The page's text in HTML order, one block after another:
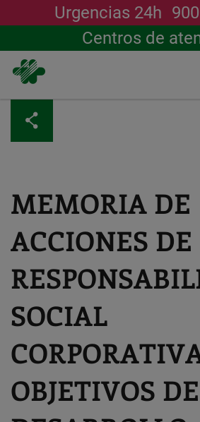
contenido
principal
Urgencias 24h
Centros de
MEMORIA DE
ACCIONES DE
SOCIAL
OBJETIVOS DE